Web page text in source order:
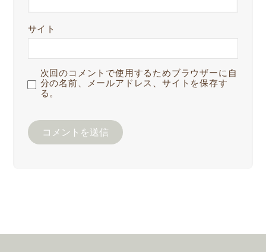
サイト
次回のコメントで使用するためブラウザーに自
分の名前、メールアドレス、サイトを保存す
る。